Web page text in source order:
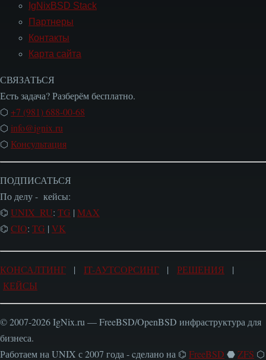
IgNixBSD Stack
Партнеры
Контакты
Карта сайта
СВЯЗАТЬСЯ
Есть задача? Разберём бесплатно.
⬡ +7 (981) 688-00-68
⬡ info@ignix.ru
⬡ Консультация
ПОДПИСАТЬСЯ
По делу - кейсы:
⌬ UNIX_RU: TG | MAX
⌬ CIO: TG | VK
КОНСАЛТИНГ | IT-АУТСОРСИНГ | РЕШЕНИЯ |
КЕЙСЫ
© 2007-2026 IgNix.ru — FreeBSD/OpenBSD инфраструктура для
бизнеса.
Работаем на UNIX с 2007 года - cделано на ⌬ FreeBSD ⬣ZFS ⬡